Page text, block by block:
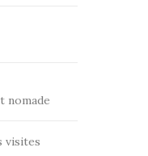
nomade
visites